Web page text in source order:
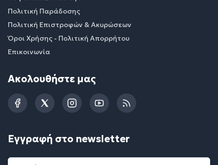
Πολιτική Παράδοσης
Πολιτική Επιστροφών & Ακυρώσεων
Όροι Χρήσης - Πολιτική Απορρήτου
Επικοινωνία
Ακολουθήστε μας
FacebookTwitterInstagramYouTubeRSS
Εγγραφή στο newsletter